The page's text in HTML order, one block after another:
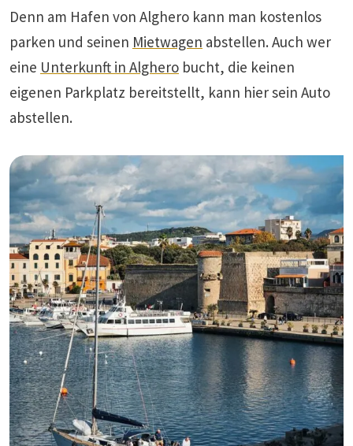
Denn am Hafen von Alghero kann man kostenlos
parken und seinen Mietwagen abstellen. Auch wer
eine Unterkunft in Alghero bucht, die keinen
eigenen Parkplatz bereitstellt, kann hier sein Auto
abstellen.